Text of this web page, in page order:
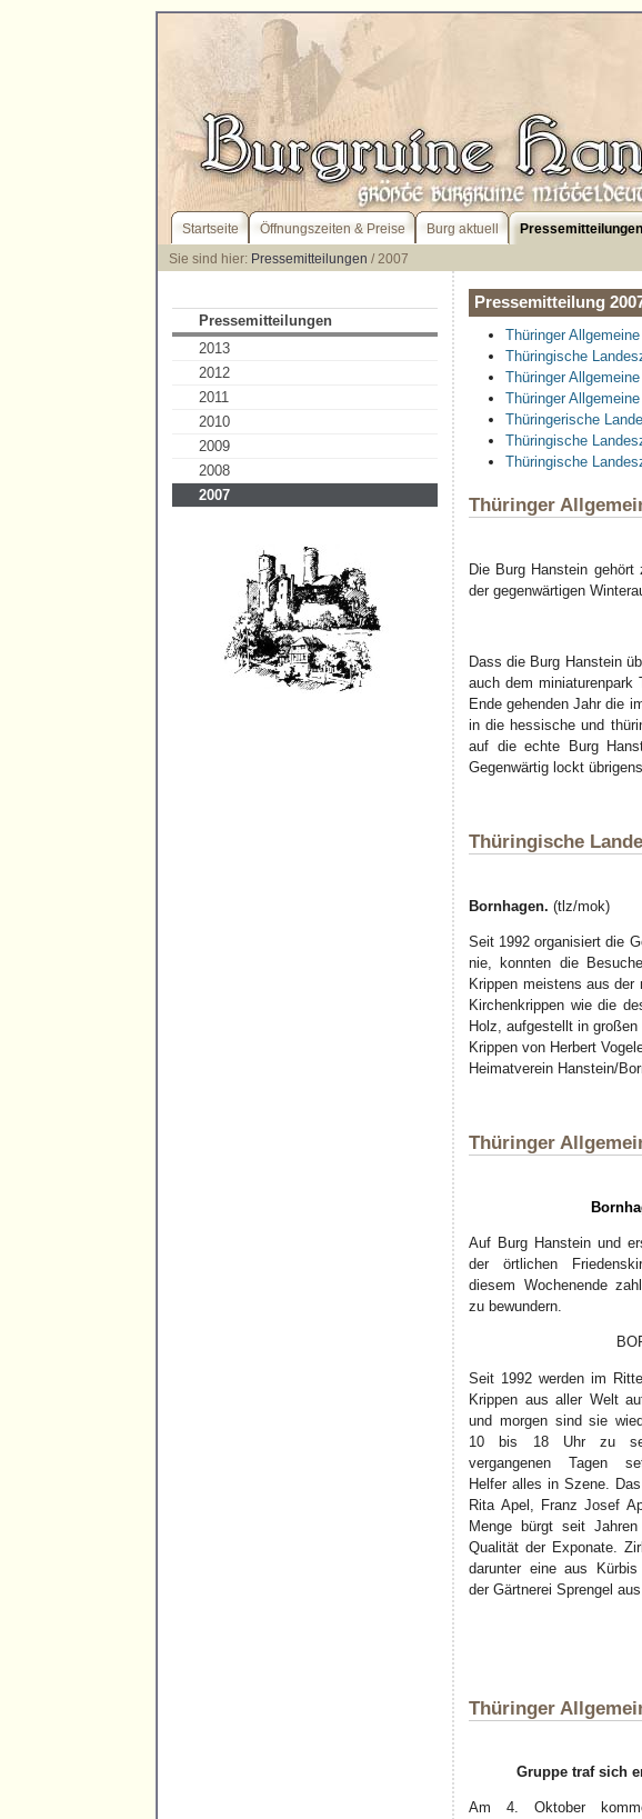
Startseite Öffnungszeiten & Preise Burg aktuell Pressemitteilungen
Sie sind hier: Pressemitteilungen / 2007
Pressemitteilungen
2013
2012
2011
2010
2009
2008
2007
Pressemitteilung
Thüringer
Thüringische
Thüringer
Thüringer
Thüringerische
Thüringische
Thüringische
Thüringer
Die Burg Hanstein
der gegenwärtigen
Dass die Burg Hanstein
auch dem
Ende gehenden Jahr die
in die hessische und
auf die echte Burg
Gegenwärtig lockt
Thüringische
Bornhagen. (tlz/mok)
Seit 1992 organisiert die
nie, konnten die
Krippen meistens aus der
Kirchenkrippen wie die
Holz, aufgestellt in
Krippen von Herbert
Heimatverein Hanstein/
Thüringer
Auf Burg Hanstein und
der örtlichen
diesem Wochenende
zu bewundern.
Seit 1992 werden im
Krippen aus aller Welt
und morgen sind sie
10 bis 18 Uhr zu
vergangenen Tagen
Helfer alles in Szene.
Rita Apel, Franz Josef
Menge bürgt seit
Qualität der Exponate.
darunter eine aus
der Gärtnerei Sprengel
Thüringer
Gruppe traf sich
Am 4. Oktober